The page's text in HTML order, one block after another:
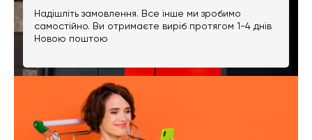
Надішліть замовлення. Все інше ми зробимо
самостійно. Ви отримаєте виріб протягом 1-4 днів
Новою поштою